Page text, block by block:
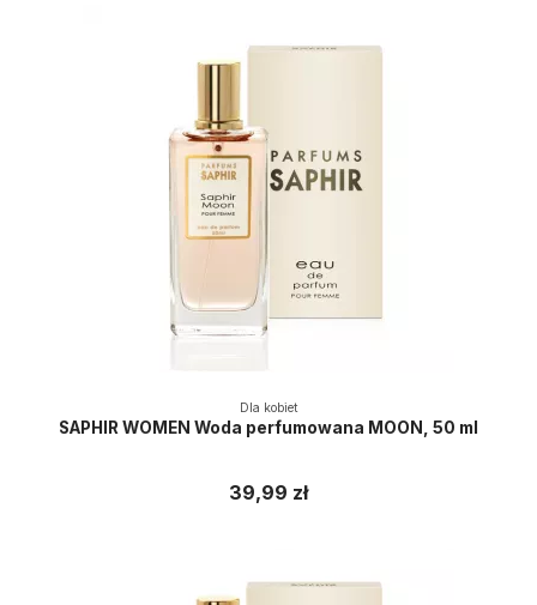
Dla kobiet
SAPHIR WOMEN Woda perfumowana MOON, 50 ml
39,99 zł